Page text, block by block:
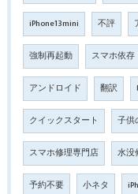
iPhone13mini 不評
強制再起動 スマホ依存
アンドロイド 翻訳
クイックスタート 子供
スマホ修理専門店 水没
予約不要 小ネタ